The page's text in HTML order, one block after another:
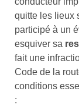
quitte les lieux
participé à un
esquiver sa
fait une
Code de la
conditions
: